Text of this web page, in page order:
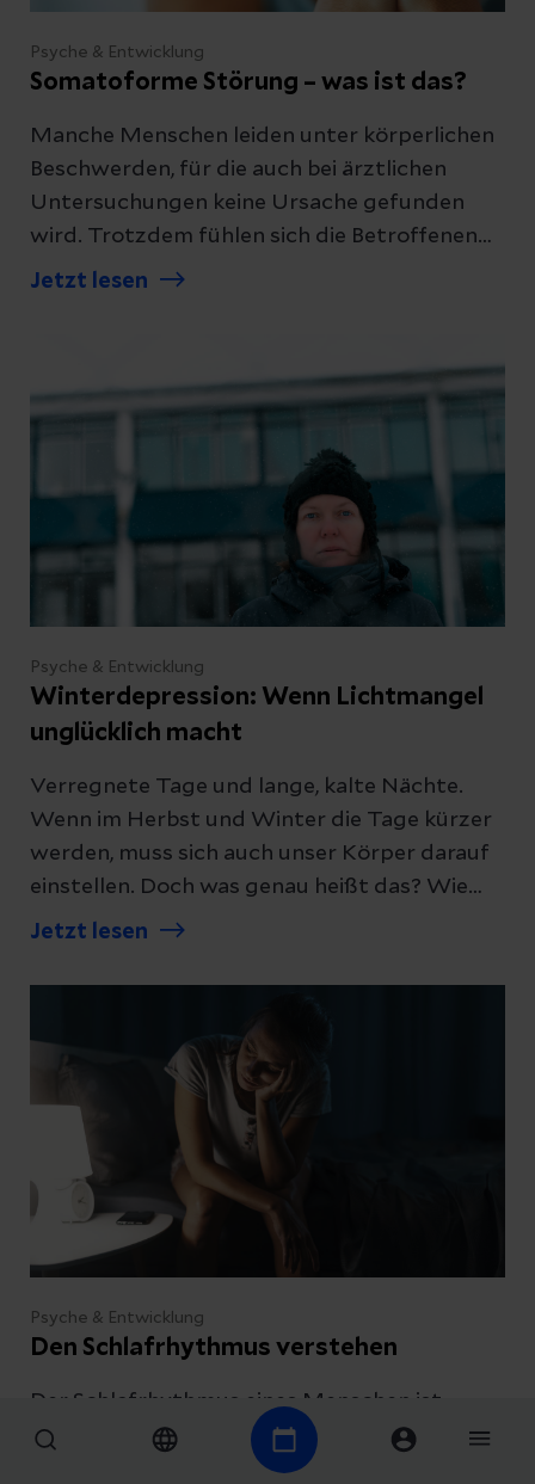
Psyche & Entwicklung
Somatoforme Störung – was ist das?
Manche Menschen leiden unter körperlichen
Beschwerden, für die auch bei ärztlichen
Untersuchungen keine Ursache gefunden
wird. Trotzdem fühlen sich die Betroffenen
stark beeinträchtigt. In solchen Fällen kann
Jetzt lesen
Psyche & Entwicklung
Winterdepression: Wenn Lichtmangel
unglücklich macht
Verregnete Tage und lange, kalte Nächte.
Wenn im Herbst und Winter die Tage kürzer
werden, muss sich auch unser Körper darauf
einstellen. Doch was genau heißt das? Wie
man sich vor einer Winterdepression
Romanowski, Ärztlicher Direktor und
Chefarzt der Psychiatrie sowie der
Schmerztherapie der Helios Kliniken
Mansfeld-Südharz.
Jetzt lesen
Psyche & Entwicklung
Den Schlafrhythmus verstehen
Der Schlafrhythmus eines Menschen ist
einzigartig. Aber unregelmäßige Schlafzeiten,
Jetlag oder die Zeitumstellung beeinflussen